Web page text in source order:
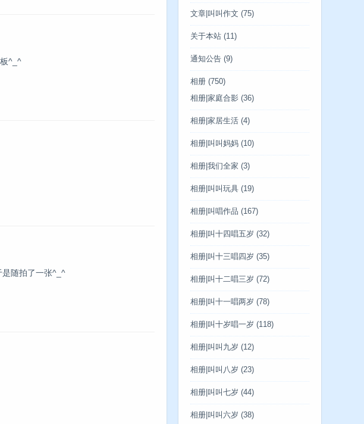
^_^
是随拍了一张^_^
文章|叫叫作文 (75)
关于本站 (11)
通知公告 (9)
相册 (750)
相册|家庭合影 (36)
相册|家居生活 (4)
相册|叫叫妈妈 (10)
相册|我们全家 (3)
相册|叫叫玩具 (19)
相册|叫唱作品 (167)
相册|叫十四唱五岁 (32)
相册|叫十三唱四岁 (35)
相册|叫十二唱三岁 (72)
相册|叫十一唱两岁 (78)
相册|叫十岁唱一岁 (118)
相册|叫叫九岁 (12)
相册|叫叫八岁 (23)
相册|叫叫七岁 (44)
相册|叫叫六岁 (38)